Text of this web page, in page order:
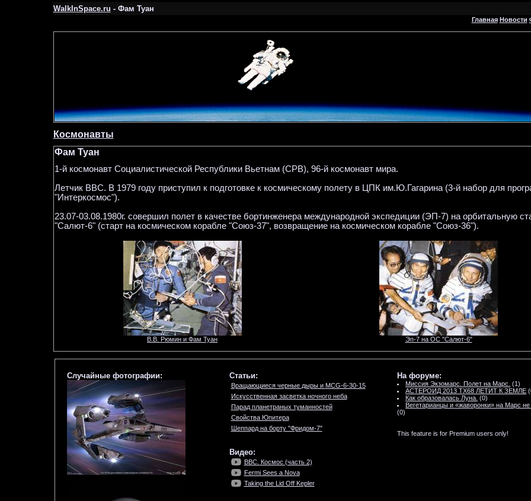
WalkInSpace.ru- Фам Туан
Главная Новости
Космонавты
Фам Туан
1-й космонавт Социалистической Республики Вьетнам (СРВ), 96-й космонавт мира.
Летчик ВВС. В 1979 году приступил к подготовке к космическому полету в ЦПК им.Ю.Гагарина (3-й набор для
"Интеркосмос").
23.07-03.08.1980г. совершил полет в качестве бортинженера международной экспедиции (ЭП-7) на орбитальную
"Салют-6" (старт на космическом корабле "Союз-37", возвращение на космическом корабле "Союз-36").
В.В. Рюмин и Фам Туан Эп-7 на ОС "Салют-6"
Случайные фотографии: Статьи:
Вращающиеся черные дыры и MCG-6-30-15
Искусственная засветка ночного неба
Парад планетраных туманностей
Свойства Юпитера
Шеппард на борту "Фридом-7"
Видео:
BBC. Космос (часть 2)
Fermi Sees a Nova
Taking the Lid Off Kepler
На форуме:
Миссия Экзомарс. Полет на Марс. (1)
АСТЕРОИД 2013 TX68 ЛЕТИТ К ЗЕМЛЕ
Как образовалась Луна. (0)
Вегетарианцы и «жаворонки» на Марс не
(0)
This feature is for Premium users only!